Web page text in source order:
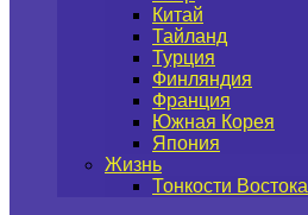
Китай
Тайланд
Турция
Финляндия
Франция
Южная Корея
Япония
Жизнь
Тонкости Востока